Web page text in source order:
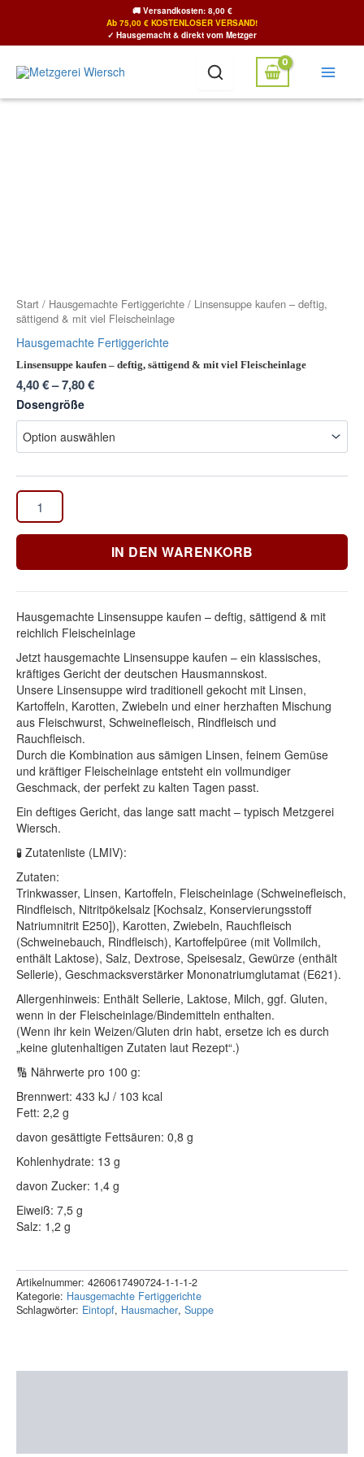
🚚 Versandkosten: 8,00 €
Ab 75,00 € KOSTENLOSER VERSAND!
✓ Hausgemacht & direkt vom Metzger
Start / Hausgemachte Fertiggerichte / Linsensuppe kaufen – deftig,
sättigend & mit viel Fleischeinlage
Hausgemachte Fertiggerichte
Linsensuppe kaufen – deftig, sättigend & mit viel Fleischeinlage
4,40€–7,80€
Preisspanne:
Dosengröße
Linsensuppe
IN DEN WARENKORB
Hausgemachte Linsensuppe kaufen – deftig, sättigend & mit
reichlich Fleischeinlage
Jetzt hausgemachte Linsensuppe kaufen – ein klassisches,
kräftiges Gericht der deutschen Hausmannskost.
Unsere Linsensuppe wird traditionell gekocht mit Linsen,
Kartoffeln, Karotten, Zwiebeln und einer herzhaften Mischung
aus Fleischwurst, Schweinefleisch, Rindfleisch und
Rauchfleisch.
Durch die Kombination aus sämigen Linsen, feinem Gemüse
und kräftiger Fleischeinlage entsteht ein vollmundiger
Geschmack, der perfekt zu kalten Tagen passt.
Ein deftiges Gericht, das lange satt macht – typisch Metzgerei
Wiersch.
🧪 Zutatenliste (LMIV):
Zutaten:
Trinkwasser, Linsen, Kartoffeln, Fleischeinlage (Schweinefleisch,
Rindfleisch, Nitritpökelsalz [Kochsalz, Konservierungsstoff
Natriumnitrit E250]), Karotten, Zwiebeln, Rauchfleisch
(Schweinebauch, Rindfleisch), Kartoffelpüree (mit Vollmilch,
enthält Laktose), Salz, Dextrose, Speisesalz, Gewürze (enthält
Sellerie), Geschmacksverstärker Mononatriumglutamat (E621).
Allergenhinweis: Enthält Sellerie, Laktose, Milch, ggf. Gluten,
wenn in der Fleischeinlage/Bindemitteln enthalten.
(Wenn ihr kein Weizen/Gluten drin habt, ersetze ich es durch
„keine glutenhaltigen Zutaten laut Rezept“.)
🔢 Nährwerte pro 100 g:
Brennwert: 433 kJ / 103 kcal
Fett: 2,2 g
davon gesättigte Fettsäuren: 0,8 g
Kohlenhydrate: 13 g
davon Zucker: 1,4 g
Eiweiß: 7,5 g
Salz: 1,2 g
Artikelnummer: 4260617490724-1-1-1-2
Kategorie: Hausgemachte Fertiggerichte
Schlagwörter: Eintopf, Hausmacher, Suppe